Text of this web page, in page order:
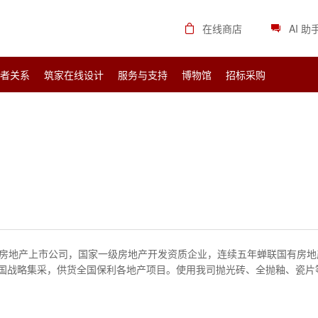
在线商店 AI 助
关系 筑家在线设计 服务与支持 博物馆 招标采购
产上市公司，国家一级房地产开发资质企业，连续五年蝉联国有房
略集采，供货全国保利各地产项目。使用我司抛光砖、全抛釉、瓷